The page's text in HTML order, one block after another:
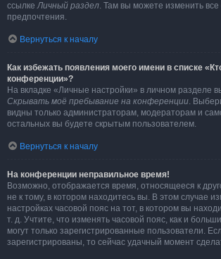
ссылкеЛичный раздел. Там вы можете изменить все
предпочтения.
Вернуться к началу
Как избежать появления моего имени в списке
конференции»?
На вкладке «Личные настройки» в личном разделе
Скрывать моё пребывание на конференции.
видны только администраторам, модераторам и
остальных вы будете скрытым пользователем.
Вернуться к началу
На конференции неправильное время!
Возможно, отображается время, относящееся к
не к тому, в котором находитесь вы. В этом случае
настройках часовой пояс на тот, в котором вы
т. д. Учтите, что изменять часовой пояс, как и
могут только зарегистрированные пользователи.
зарегистрированы, то сейчас удачный момент